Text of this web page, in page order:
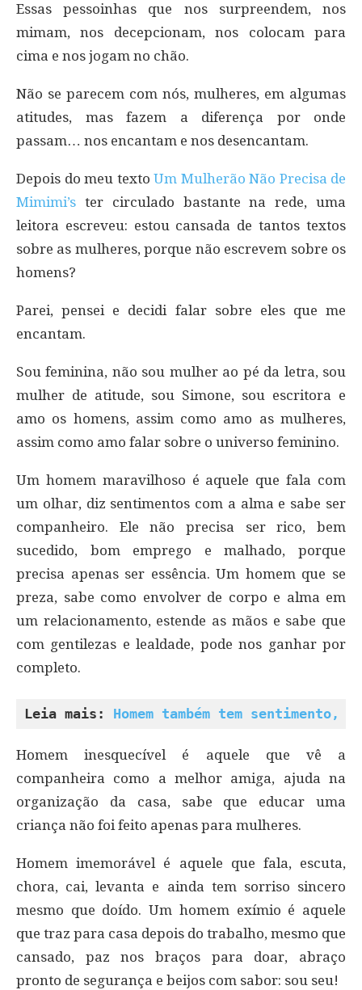
Essas pessoinhas que nos surpreendem, nos
mimam, nos decepcionam, nos colocam para
cima e nos jogam no chão.
Não se parecem com nós, mulheres, em algumas
atitudes, mas fazem a diferença por onde
passam… nos encantam e nos desencantam.
Depois do meu texto Um Mulherão Não Precisa de
Mimimi’s ter circulado bastante na rede, uma
leitora escreveu: estou cansada de tantos textos
sobre as mulheres, porque não escrevem sobre os
homens?
Parei, pensei e decidi falar sobre eles que me
encantam.
Sou feminina, não sou mulher ao pé da letra, sou
mulher de atitude, sou Simone, sou escritora e
amo os homens, assim como amo as mulheres,
assim como amo falar sobre o universo feminino.
Um homem maravilhoso é aquele que fala com
um olhar, diz sentimentos com a alma e sabe ser
companheiro. Ele não precisa ser rico, bem
sucedido, bom emprego e malhado, porque
precisa apenas ser essência. Um homem que se
preza, sabe como envolver de corpo e alma em
um relacionamento, estende as mãos e sabe que
com gentilezas e lealdade, pode nos ganhar por
completo.
Leia mais: Homem também tem sentimento,
Homem inesquecível é aquele que vê a
companheira como a melhor amiga, ajuda na
organização da casa, sabe que educar uma
criança não foi feito apenas para mulheres.
Homem imemorável é aquele que fala, escuta,
chora, cai, levanta e ainda tem sorriso sincero
mesmo que doído. Um homem exímio é aquele
que traz para casa depois do trabalho, mesmo que
cansado, paz nos braços para doar, abraço
pronto de segurança e beijos com sabor: sou seu!